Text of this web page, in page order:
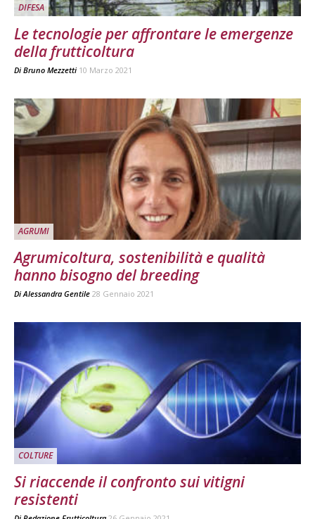
DIFESA
Le tecnologie per affrontare le emergenze
della frutticoltura
Di Bruno Mezzetti 10 Marzo 2021
AGRUMI
Agrumicoltura, sostenibilità e qualità
hanno bisogno del breeding
DiAlessandra Gentile 28 Gennaio 2021
COLTURE
Si riaccende il confronto sui vitigni
resistenti